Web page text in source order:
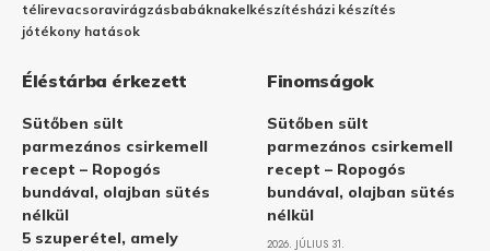
télirevacsoravirágzásbabáknakelkészítésházi készítés
jótékony hatások
Éléstárba érkezett
Sütőben sült
parmezános csirkemell
recept – Ropogós
bundával, olajban sütés
nélkül
5 szuperétel, amely
Finomságok
Sütőben sült
parmezános csirkemell
recept – Ropogós
bundával, olajban sütés
nélkül
2026. JÚLIUS 31.